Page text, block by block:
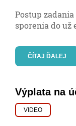
Postup
sporenia do už
ČÍTAJ ĎALEJ
Výplata na
VIDEO